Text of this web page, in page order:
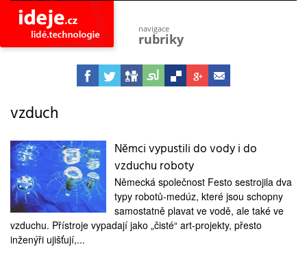
navigace
rubriky
astro
vesmír
společnost
objevy
vynálezy
planeta
přiroda
pokrok
vzduch
Němci vypustili do vody i do
vzduchu roboty
Německá společnost Festo sestrojila dva
typy robotů-medúz, které jsou schopny
samostatně plavat ve vodě, ale také ve
vzduchu. Přístroje vypadají jako „čisté“ art-projekty, přesto
inženýři ujišťují,...